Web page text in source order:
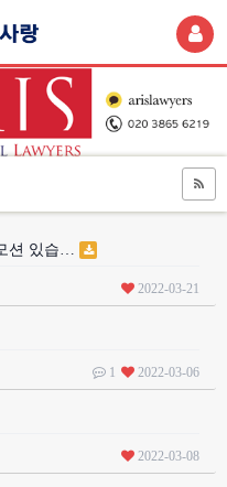
션 있습…
2022-03-21
1 2022-03-06
2022-03-08